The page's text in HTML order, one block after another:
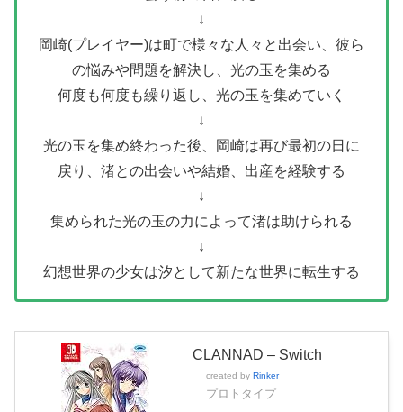
↓
岡崎(プレイヤー)は町で様々な人々と出会い、彼ら
の悩みや問題を解決し、光の玉を集める
何度も何度も繰り返し、光の玉を集めていく
↓
光の玉を集め終わった後、岡崎は再び最初の日に
戻り、渚との出会いや結婚、出産を経験する
↓
集められた光の玉の力によって渚は助けられる
↓
幻想世界の少女は汐として新たな世界に転生する
CLANNAD – Switch
created by Rinker
プロトタイプ